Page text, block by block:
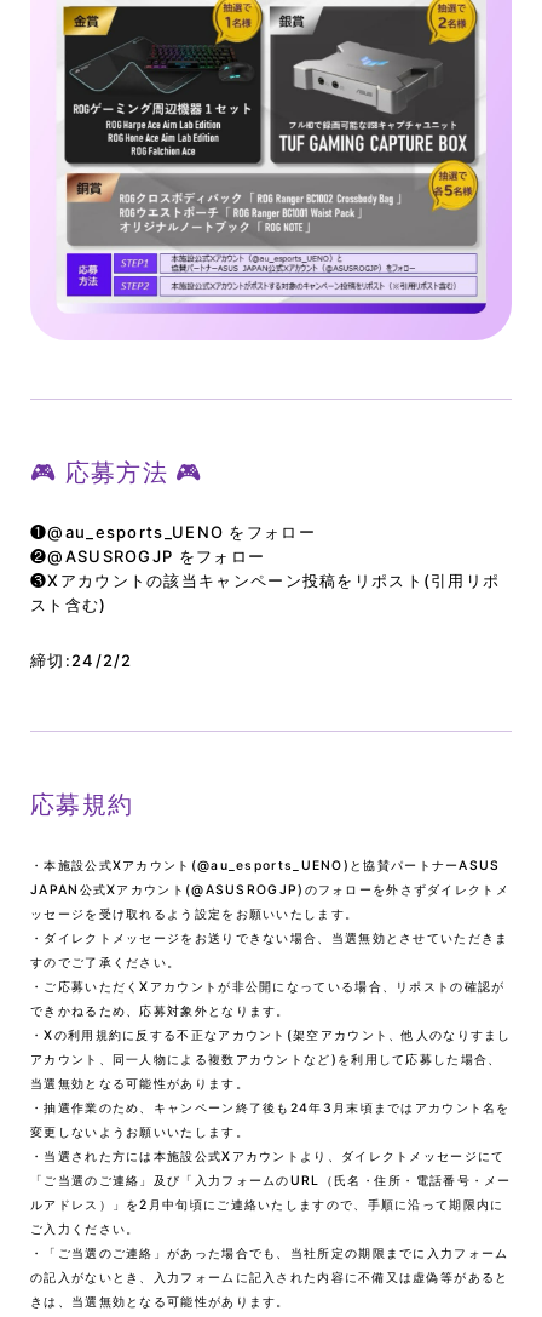
🎮 応募方法 🎮
❶@au_esports_UENO をフォロー
❷@ASUSROGJP をフォロー
❸Xアカウントの該当キャンペーン投稿をリポスト(引用リポ
スト含む)
締切:24/2/2
応募規約
・本施設公式Xアカウント(@au_esports_UENO)と協賛パートナーASUS
JAPAN公式Xアカウント(@ASUSROGJP)のフォローを外さずダイレクトメ
ッセージを受け取れるよう設定をお願いいたします。
・ダイレクトメッセージをお送りできない場合、当選無効とさせていただきま
すのでご了承ください。
・ご応募いただくXアカウントが非公開になっている場合、リポストの確認が
できかねるため、応募対象外となります。
・Xの利用規約に反する不正なアカウント(架空アカウント、他人のなりすまし
アカウント、同一人物による複数アカウントなど)を利用して応募した場合、
当選無効となる可能性があります。
・抽選作業のため、キャンペーン終了後も24年3月末頃まではアカウント名を
変更しないようお願いいたします。
・当選された方には本施設公式Xアカウントより、ダイレクトメッセージにて
「ご当選のご連絡」及び「入力フォームのURL（氏名・住所・電話番号・メー
ルアドレス）」を2月中旬頃にご連絡いたしますので、手順に沿って期限内に
ご入力ください。
・「ご当選のご連絡」があった場合でも、当社所定の期限までに入力フォーム
の記入がないとき、入力フォームに記入された内容に不備又は虚偽等があると
きは、当選無効となる可能性があります。